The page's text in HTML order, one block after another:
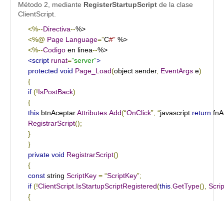
Método 2, mediante RegisterStartupScript de la clase
ClientScript.
<%--Directiva--
<%@ Page Language=”C#”
<%--Codigo en linea--
<script runat=”server”>
protected void Page_Load(object sender, EventArgs e)
{
if (!IsPostBack)
{
this btnAceptar.Attributes Add(“OnClick”, “javascript:return
RegistrarScript();
}
}
private void RegistrarScript()
{
const string ScriptKey = “ScriptKey”;
if (!ClientScript IsStartupScriptRegistered(this GetType(),
{